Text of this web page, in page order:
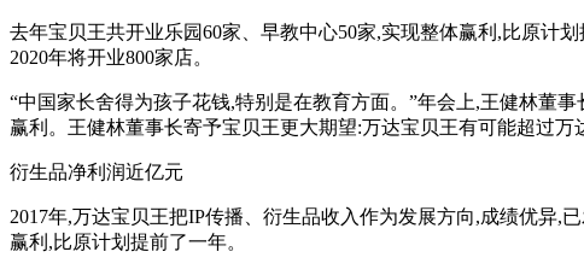
去年宝贝王共开业乐园60家、早教中心50家,实现整体赢利,比原计
2020年将开业800家店。
“中国家长舍得为孩子花钱,特别是在教育方面。 ”年会上,王健林董
赢利。王健林董事长寄予宝贝王更大期望:万达宝贝王有可能超过万
衍生品净利润近亿元
2017年,万达宝贝王把IP传播、衍生品收入作为发展方向,成绩优异,
赢利,比原计划提前了一年。